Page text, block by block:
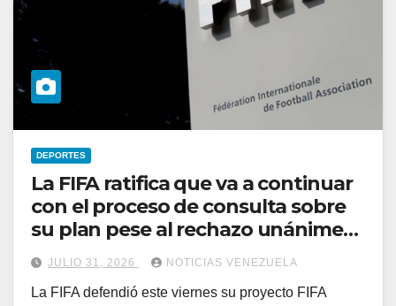
DEPORTES
La FIFA ratifica que va a continuar
con el proceso de consulta sobre
su plan pese al rechazo unánime
de la UEFA y la Concacaf
JULIO 31, 2026 NOTICIAS VENEZUELA
La FIFA defendió este viernes su proyecto FIFA